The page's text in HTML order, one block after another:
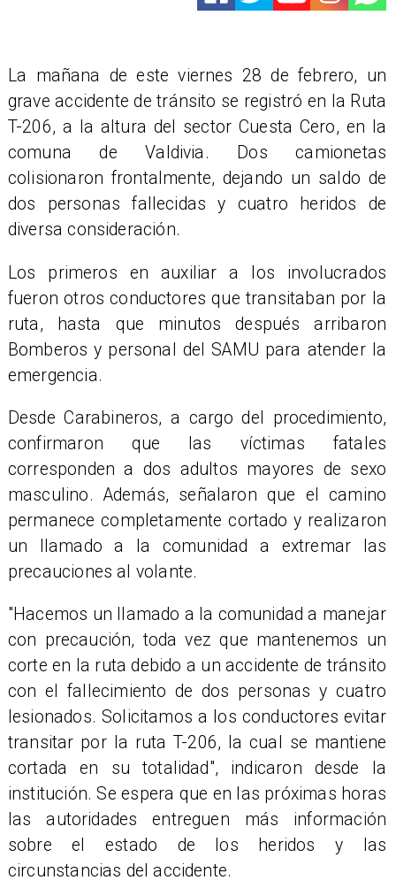
La mañana de este viernes 28 de febrero, un
grave accidente de tránsito se registró en la Ruta
T-206, a la altura del sector Cuesta Cero, en la
comuna de Valdivia. Dos camionetas
colisionaron frontalmente, dejando un saldo de
dos personas fallecidas y cuatro heridos de
diversa consideración.
Los primeros en auxiliar a los involucrados
fueron otros conductores que transitaban por la
ruta, hasta que minutos después arribaron
Bomberos y personal del SAMU para atender la
emergencia.
Desde Carabineros, a cargo del procedimiento,
confirmaron que las víctimas fatales
corresponden a dos adultos mayores de sexo
masculino. Además, señalaron que el camino
permanece completamente cortado y realizaron
un llamado a la comunidad a extremar las
precauciones al volante.
​"Hacemos un llamado a la comunidad a manejar
con precaución, toda vez que mantenemos un
corte en la ruta debido a un accidente de tránsito
con el fallecimiento de dos personas y cuatro
lesionados. Solicitamos a los conductores evitar
transitar por la ruta T-206, la cual se mantiene
cortada en su totalidad", indicaron desde la
institución. Se espera que en las próximas horas
las autoridades entreguen más información
sobre el estado de los heridos y las
circunstancias del accidente.